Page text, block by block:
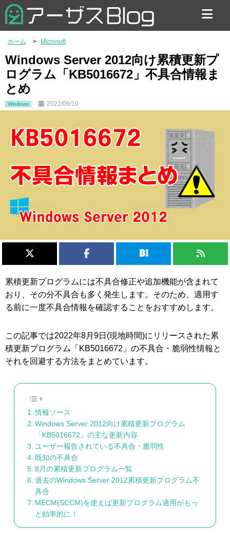
お問い合わせ
ホーム Microsoft
Windows Server 2012向け累積更新プ
ログラム「KB5016672」不具合情報ま
とめ
Windows 2022/08/10
累積更新プログラムには不具合修正や追加機能が含まれて
おり、その分不具合も多く発生します。そのため、適用す
る前に一度不具合情報を確認することをおすすめします。
この記事では2022年8月9日(現地時間)にリリースされた累
積更新プログラム「KB5016672」の不具合・脆弱性情報と
それを回避する方法をまとめています。
情報ソース
Windows Server 2012向け累積更新プログラム
「KB5016672」の主な更新内容
ユーザー報告されている不具合・脆弱性
既知の不具合
8月の累積更新プログラム一覧
過去のWindows Server 2012累積更新プログラム不
具合
MECM(SCCM)を使えば更新プログラム適用がもっ
と効率的に！